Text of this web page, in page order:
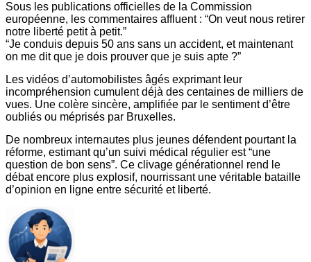
Sous les publications officielles de la Commission
européenne, les commentaires affluent : “On veut nous retirer
notre liberté petit à petit.”
“Je conduis depuis 50 ans sans un accident, et maintenant
on me dit que je dois prouver que je suis apte ?”
Les vidéos d’automobilistes âgés exprimant leur
incompréhension cumulent déjà des centaines de milliers de
vues. Une colère sincère, amplifiée par le sentiment d’être
oubliés ou méprisés par Bruxelles.
De nombreux internautes plus jeunes défendent pourtant la
réforme, estimant qu’un suivi médical régulier est “une
question de bon sens”. Ce clivage générationnel rend le
débat encore plus explosif, nourrissant une véritable bataille
d’opinion en ligne entre sécurité et liberté.